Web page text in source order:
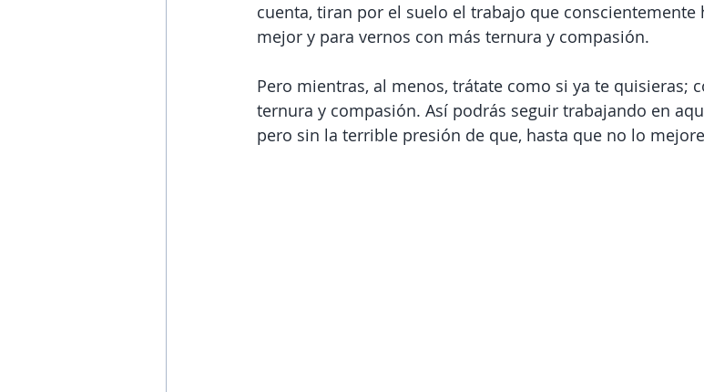
cuenta, tiran por el suelo el trabajo que conscientemente
mejor y para vernos con más ternura y compasión.
Pero mientras, al menos, trátate como si ya te quisieras;
ternura y compasión. Así podrás seguir trabajando en
pero sin la terrible presión de que, hasta que no lo